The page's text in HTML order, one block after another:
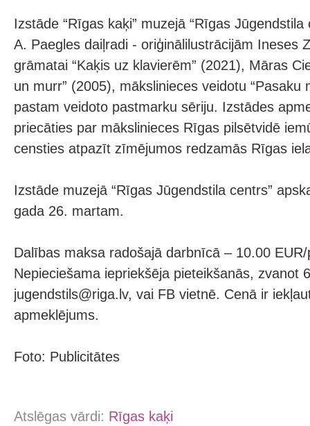
Izstāde “Rīgas kaķi” muzejā “Rīgas
A. Paegles daiļradi - oriģinālilustrācijām Ineses
grāmatai “Kaķis uz klavierēm” (2021), Māras
un murr” (2005), mākslinieces veidotu “Pasaku
pastam veidoto pastmarku sēriju. Izstādes
priecāties par mākslinieces Rīgas pilsētvidē
censties atpazīt zīmējumos redzamās Rīgas
Izstāde muzejā “Rīgas Jūgendstila centrs”
gada 26. martam.
Dalības maksa radošajā darbnīcā – 10.00
Nepieciešama iepriekšēja pieteikšanās, zvanot
jugendstils@riga.lv, vai FB vietnē. Cenā ir
apmeklējums.
Foto: Publicitātes
Atslēgas vārdi: Rīgas kaķi